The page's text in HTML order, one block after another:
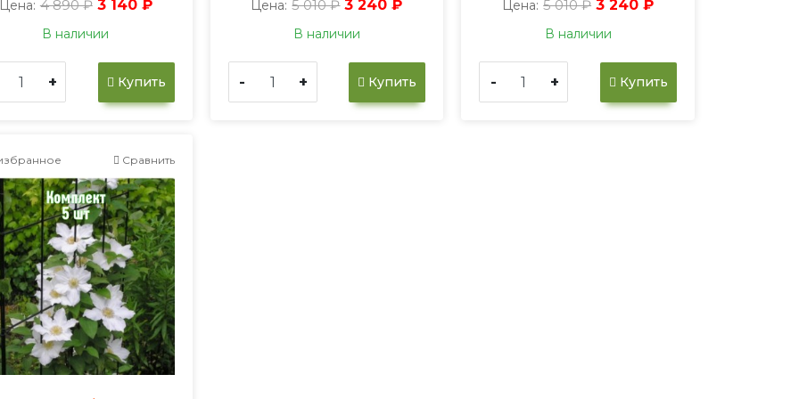
4 890 ₽ 3 140 ₽
В наличии
+ Купить
Цена: 5 010 ₽ 3 240 ₽
В наличии
- + Купить
Цена: 5 010 ₽ 3 240 ₽
В наличии
- + Купить
Сравнить